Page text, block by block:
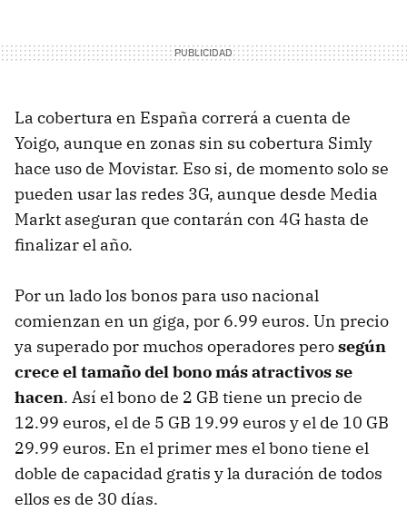
La cobertura en España correrá a cuenta de
Yoigo, aunque en zonas sin su cobertura Simly
hace uso de Movistar. Eso si, de momento solo se
pueden usar las redes 3G, aunque desde Media
Markt aseguran que contarán con 4G hasta de
finalizar el año.
Por un lado los bonos para uso nacional
comienzan en un giga, por 6.99 euros. Un precio
ya superado por muchos operadores perosegún
crece el tamaño del bono más atractivos se
hacen. Así el bono de 2 GB tiene un precio de
12.99 euros, el de 5 GB 19.99 euros y el de 10 GB
29.99 euros. En el primer mes el bono tiene el
doble de capacidad gratis y la duración de todos
ellos es de 30 días.